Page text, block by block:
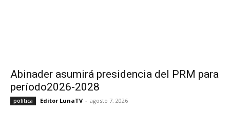
Abinader asumirá presidencia del PRM para
período2026-2028
política Editor LunaTV - agosto 7, 2026